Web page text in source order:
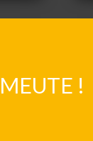
!